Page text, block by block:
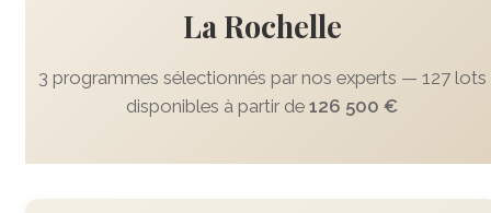
La Rochelle
3 programmes sélectionnés par nos experts — 127 lots
disponibles à partir de 126 500 €